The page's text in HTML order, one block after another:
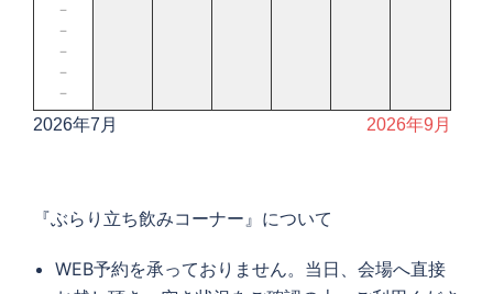
－
－
－
－
－
2026年7月 2026年9月
『ぶらり立ち飲みコーナー』について
WEB予約を承っておりません。当日、会場へ直接